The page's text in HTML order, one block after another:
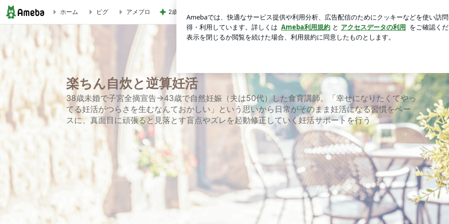
楽ちん自炊と逆算妊活
ホーム ピグ アメブロ 2歳まで女の子だった息子の話 ログ
楽ちん自炊と逆算妊活
38歳未婚で子宮全摘宣告→43歳で自然妊娠（夫は50代）した食育講師。「幸せになりたくてやっ
てる妊活がつらさを生むなんておかしい」という思いから日常がそのまま妊活になる習慣をベー
スに、真面目に頑張ると見落とす盲点やズレを起動修正していく妊活サポートを行う